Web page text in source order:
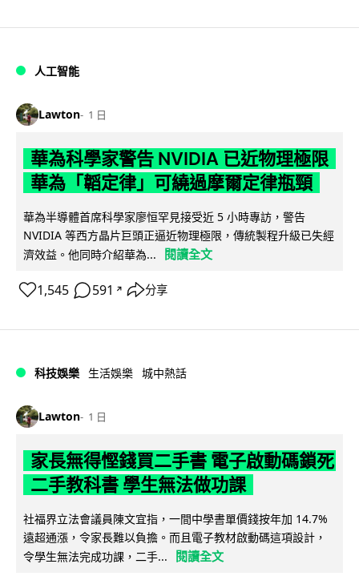
人工智能
Lawton 1 日
華為科學家警告 NVIDIA 已近物理極限
華為「韜定律」可繞過摩爾定律瓶頸
華為半導體首席科學家廖恒罕見接受近 5 小時專訪，警告
NVIDIA 等西方晶片巨頭正逼近物理極限，傳統製程升級已失經
濟效益。他同時介紹華為...
閱讀全文
1,545 591 ↗ 分享
科技娛樂 生活娛樂 城中熱話
Lawton 1 日
家長無得慳錢買二手書 電子啟動碼鎖死
二手教科書 學生無法做功課
社福界立法會議員陳文宜指，一間中學書單價錢按年加 14.7%
遠超通漲，令家長難以負擔。而且電子教材啟動碼這項設計，
令學生無法完成功課，二手...
閱讀全文